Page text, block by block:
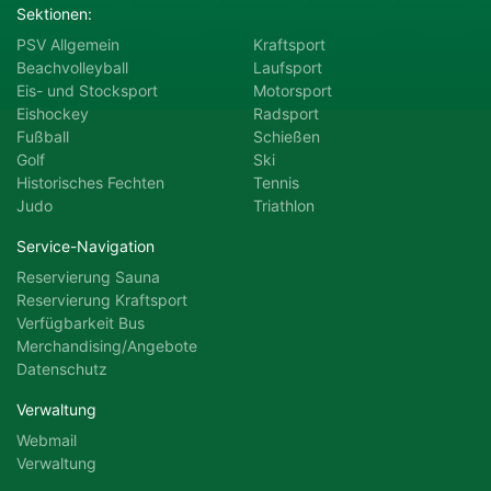
Motorsport Radsport
Schießen Ski
Tennis Triathlon
Sektionen:
PSV Allgemein
Beachvolleyball
Eis- und Stocksport
Eishockey
Fußball
Golf
Historisches Fechten
Judo
Kraftsport
Laufsport
Motorsport
Radsport
Schießen
Ski
Tennis
Triathlon
Service-Navigation
Reservierung Sauna
Reservierung Kraftsport
Verfügbarkeit Bus
Merchandising/Angebote
Datenschutz
Verwaltung
Webmail
Verwaltung